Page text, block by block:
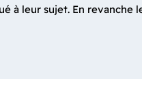
à leur sujet. En revanche